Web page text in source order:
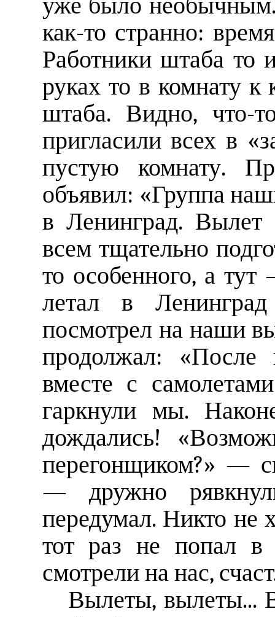
уже было необычным.
как-то странно:
Работники штаба то
руках то в комнату к
штаба. Видно, что-
пригласили всех в
пустую комнату.
объявил: «Группа
в Ленинград. Вылет
всем тщательно
то особенного, а
летал в
посмотрел на наши
продолжал: «После
вместе с
гаркнули мы.
дождались!
перегонщиком?» —
— дружно
передумал. Никто не
тот раз не попал в
смотрели на нас,
Вылеты, вылеты...